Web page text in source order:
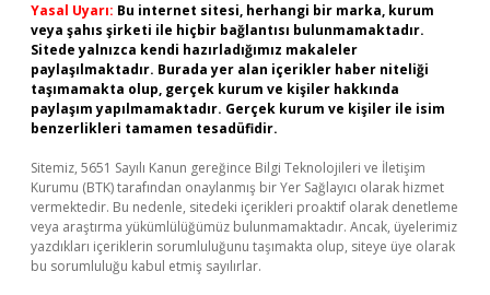
Yasal Uyarı: Bu internet sitesi, herhangi bir marka, kurum
veya şahıs şirketi ile hiçbir bağlantısı bulunmamaktadır.
Sitede yalnızca kendi hazırladığımız makaleler
paylaşılmaktadır. Burada yer alan içerikler haber niteliği
taşımamakta olup, gerçek kurum ve kişiler hakkında
paylaşım yapılmamaktadır. Gerçek kurum ve kişiler ile isim
benzerlikleri tamamen tesadüfidir.
Sitemiz, 5651 Sayılı Kanun gereğince Bilgi Teknolojileri ve İletişim
Kurumu (BTK) tarafından onaylanmış bir Yer Sağlayıcı olarak hizmet
vermektedir. Bu nedenle, sitedeki içerikleri proaktif olarak denetleme
veya araştırma yükümlülüğümüz bulunmamaktadır. Ancak, üyelerimiz
yazdıkları içeriklerin sorumluluğunu taşımakta olup, siteye üye olarak
bu sorumluluğu kabul etmiş sayılırlar.